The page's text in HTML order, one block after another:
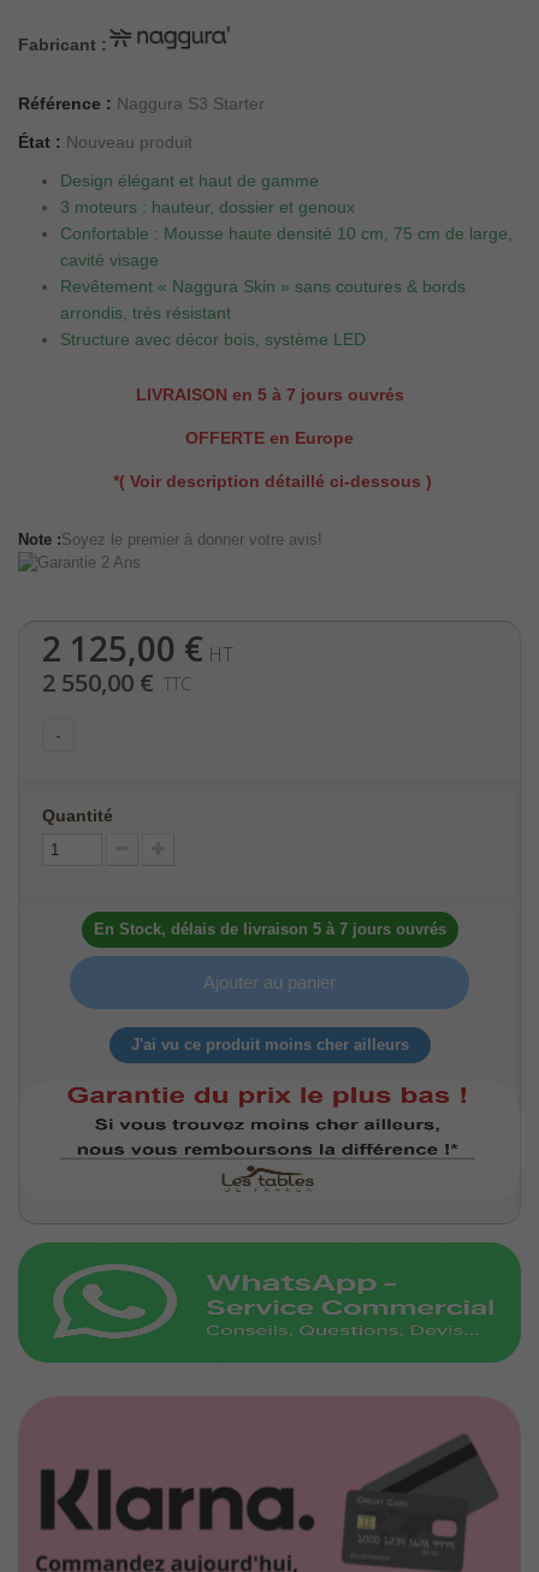
Fabricant :
Référence : Naggura S3 Starter
État : Nouveau produit
Design élégant et haut de gamme
3 moteurs : hauteur, dossier et genoux
Confortable : Mousse haute densité 10 cm, 75 cm de large,
cavité visage
Revêtement « Naggura Skin » sans coutures & bords
arrondis, très résistant
Structure avec décor bois, système LED
LIVRAISON en 5 à 7 jours ouvrés
OFFERTE en Europe
*( Voir description détaillé ci-dessous )
Note :Soyez le premier à donner votre avis!
2 125,00 € HT
2 550,00 € TTC
-
Quantité
En Stock, délais de livraison 5 à 7 jours ouvrés
Ajouter au panier
J'ai vu ce produit moins cher ailleurs